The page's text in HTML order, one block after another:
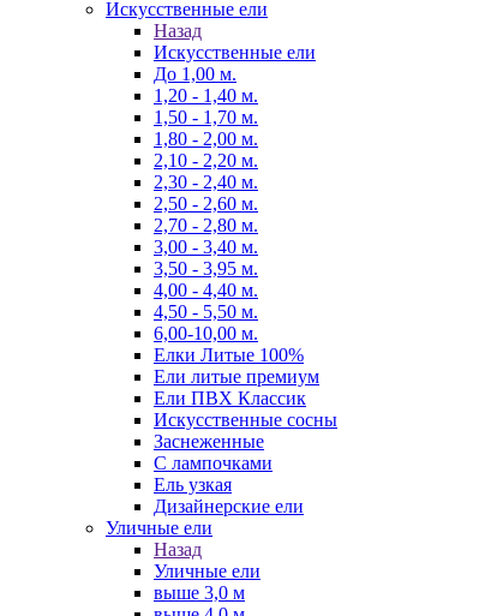
Искусственные ели
Назад
Искусственные ели
До 1,00 м.
1,20 - 1,40 м.
1,50 - 1,70 м.
1,80 - 2,00 м.
2,10 - 2,20 м.
2,30 - 2,40 м.
2,50 - 2,60 м.
2,70 - 2,80 м.
3,00 - 3,40 м.
3,50 - 3,95 м.
4,00 - 4,40 м.
4,50 - 5,50 м.
6,00-10,00 м.
Елки Литые 100%
Ели литые премиум
Ели ПВХ Классик
Искусственные сосны
Заснеженные
С лампочками
Ель узкая
Дизайнерские ели
Уличные ели
Назад
Уличные ели
выше 3,0 м